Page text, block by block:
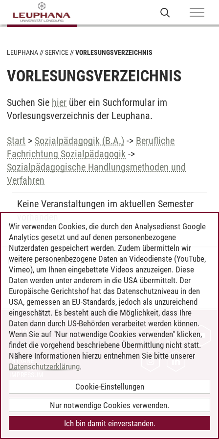
LEUPHANA SERVICE VORLESUNGSVERZEICHNIS
VORLESUNGSVERZEICHNIS
Suchen Sie hier über ein Suchformular im
Vorlesungsverzeichnis der Leuphana.
Start > Sozialpädagogik (B.A.) -> Berufliche
Fachrichtung Sozialpädagogik ->
Sozialpädagogische Handlungsmethoden und
Verfahren
Keine Veranstaltungen im aktuellen Semester
vorhanden
Timo Leder/30.06.2024
KONTAKT
LEUPHANA ALS ARBEITGEBER
INTRANET
BARRIEREFREIHEIT
COOKIE-EINSTELLUNGEN
Wir verwenden Cookies, die durch den Analysedienst Google
Analytics gesetzt und auf denen personenbezogene
Nutzerdaten gespeichert werden. Zudem übermitteln wir
weitere personenbezogene Daten an Videodienste (YouTube,
Vimeo), um Ihnen eingebettete Videos anzuzeigen. Diese
Daten werden unter anderem in die USA übermittelt. Der
Europäische Gerichtshof hat das Datenschutzniveau in den
USA, gemessen an EU-Standards, jedoch als unzureichend
eingeschätzt. Es besteht auch die Möglichkeit, dass Ihre
Daten dann durch US-Behörden verarbeitet werden können.
Wenn Sie auf "Nur notwendige Cookies verwenden" klicken,
findet die vorgehend beschriebene Übermittlung nicht statt.
Nähere Informationen hierzu entnehmen Sie bitte unserer
Datenschutzerklärung.
Cookie-Einstellungen
Nur notwendige Cookies verwenden.
Ich bin damit einverstanden.